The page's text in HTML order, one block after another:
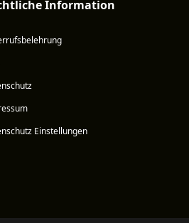
Information
Einstellungen